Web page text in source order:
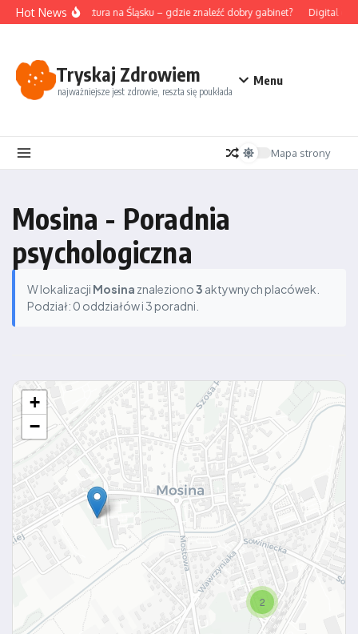
Przejdź do treści
Hot NewsAkupunktura na Śląsku – gdzie znaleźć dobry gabinet? Digital
Tryskaj Zdrowiem
najważniejsze jest zdrowie, reszta się poukłada
Menu
Mapa strony
Mosina - Poradnia
psychologiczna
W lokalizacji Mosina znaleziono3 aktywnych placówek.
Podział: 0 oddziałów i 3 poradni.
2
+
−